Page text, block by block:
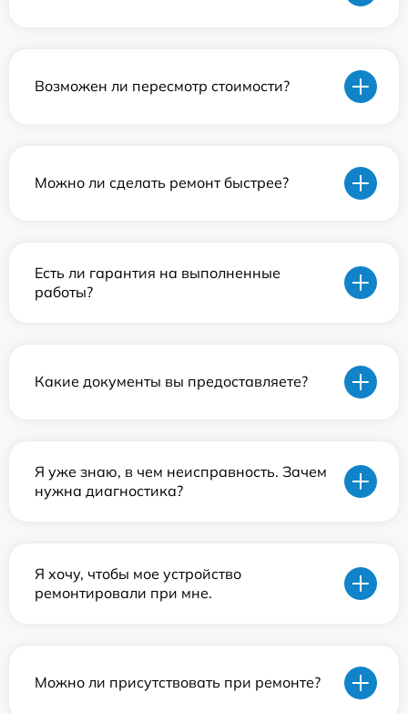
Возможен ли пересмотр стоимости?
Можно ли сделать ремонт быстрее?
Есть ли гарантия на выполненные
работы?
Какие документы вы предоставляете?
Я уже знаю, в чем неисправность. Зачем
нужна диагностика?
Я хочу, чтобы мое устройство
ремонтировали при мне.
Можно ли присутствовать при ремонте?